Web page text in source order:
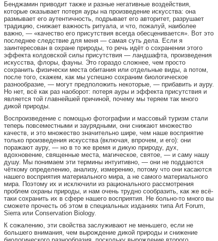
Бенджамин приводит также и разные негативные воздействия,
которые оказывает потеря ауры на произведение искусства: она
размывает его аутентичность, подрывает его авторитет, разрушает
традицию, снижает важность ритуала, и что, пожалуй, наиболее
важно, — «качество его присутствия всегда обесценивается». Вот это
последнее следствие для меня — самая суть дела. Если я
заинтересован в охране природы, то речь идёт о сохранении этого
эффекта колдовской силы присутствия — ландшафта, произведения
искусства, флоры, фауны. Это гораздо сложнее, чем просто
сохранить физически места обитания или отдельные виды, а потом,
после того, скажем, как мы успешно сохраним биологическое
разнообразие, — могут предположить некоторые, — прибавить и ауру.
Но нет, всё как раз наоборот: потеря ауры и эффекта присутствия и
является той главнейшей причиной, почему мы теряем так много
дикой природы.
Воспроизведение с помощью фотографии и массовый туризм стали
теперь повсеместными и заурядными, они снижают множество
качеств, и это множество значительно шире, чем наше восприятие
только произведения искусства (включая, впрочем, и его): они
поражают ауру, — но в то же время и дикую природу, дух,
вдохновение, священные места, магическое, святое, — и саму нашу
душу. Мы понимаем эти термины интуитивно, — они не поддаются
чёткому определению, анализу, измерению, потому что они касаются
нашего восприятия материального мира, а не самого материального
мира. Поэтому их и исключили из рационального рассмотрения
проблем охраны природы, и нам очень трудно сообразить, как же всё-
таки сохранить их в сфере нашего восприятия. Не больно-то много вы
сможете прочесть об этом в cпециальных изданиях типа Art Forum,
Sierra или Conservation Biology.
К сожалению, эти свойства заслуживают не меньшего, если не
большего внимания, чем вырождение дикой природы и снижение